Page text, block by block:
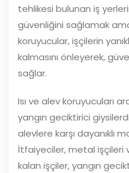
tehlikesi bulunan iş
güvenliğini sağlamak
koruyucular, işçilerin
kalmasını önleyerek,
sağlar.
Isı ve alev koruyucuları
yangın geciktirici
alevlere karşı dayanıklı
İtfaiyeciler, metal işçileri
kalan işçiler, yangın